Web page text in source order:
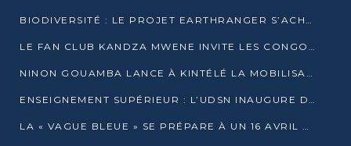
BIODIVERSITÉ : LE PROJET EARTHRANGER S’ACHÈVE, MAIS LES DÉFIS DEMEURENT
LE FAN CLUB KANDZA MWENE INVITE LES CONGOLAIS À UNE FORTE AFFLUENCE AU STADE DE KINTÉLÉ
NINON GOUAMBA LANCE À KINTÉLÉ LA MOBILISATION POUR L’INVESTITURE DR DSN
ENSEIGNEMENT SUPÉRIEUR : L’UDSN INAUGURE DES LABORATOIRES POUR BOOSTER LA FORMATION PRATIQUE
LA « VAGUE BLEUE » SE PRÉPARE À UN 16 AVRIL HISTORIQUE